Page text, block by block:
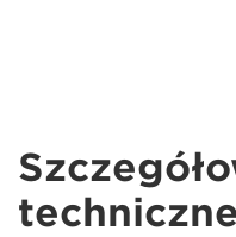
techniczne